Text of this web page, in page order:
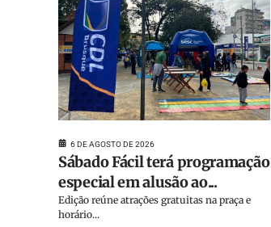
6 DE AGOSTO DE 2026
Sábado Fácil terá programação
especial em alusão ao...
Edição reúne atrações gratuitas na praça e
horário...